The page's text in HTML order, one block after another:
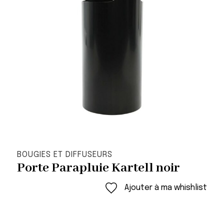
BOUGIES ET DIFFUSEURS
Porte Parapluie Kartell noir
Ajouter à ma whishlist